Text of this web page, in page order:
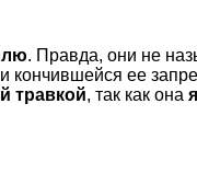
. Правда, они не
кончившейся ее
травкой, так как она